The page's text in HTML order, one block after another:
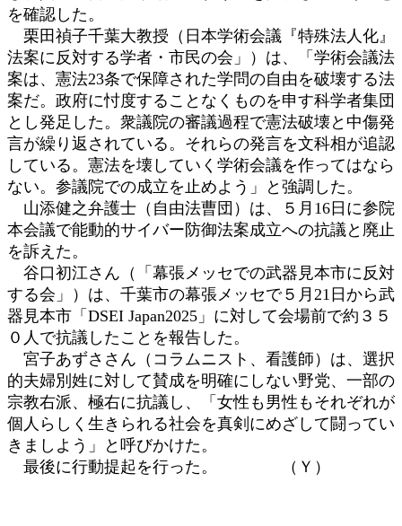
を確認した。
栗田禎子千葉大教授（日本学術会議『特殊法人化』
法案に反対する学者・市民の会」）は、「学術会議法
案は、憲法23条で保障された学問の自由を破壊する法
案だ。政府に忖度することなくものを申す科学者集団
とし発足した。衆議院の審議過程で憲法破壊と中傷発
言が繰り返されている。それらの発言を文科相が追認
している。憲法を壊していく学術会議を作ってはなら
ない。参議院での成立を止めよう」と強調した。
山添健之弁護士（自由法曹団）は、５月16日に参院
本会議で能動的サイバー防御法案成立への抗議と廃止
を訴えた。
谷口初江さん（「幕張メッセでの武器見本市に反対
する会」）は、千葉市の幕張メッセで５月21日から武
器見本市「DSEI Japan2025」に対して会場前で約３５
０人で抗議したことを報告した。
宮子あずささん（コラムニスト、看護師）は、選択
的夫婦別姓に対して賛成を明確にしない野党、一部の
宗教右派、極右に抗議し、「女性も男性もそれぞれが
個人らしく生きられる社会を真剣にめざして闘ってい
きましよう」と呼びかけた。
最後に行動提起を行った。 （Ｙ）